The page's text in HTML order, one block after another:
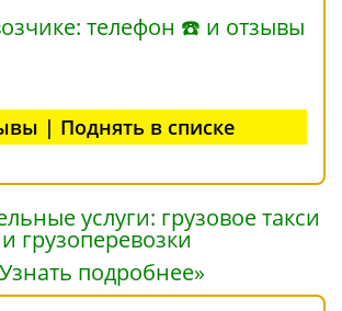
телефон ☎ и отзывы
| Поднять в списке
подробнее»